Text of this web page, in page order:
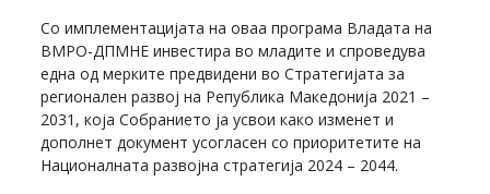
Со имплементацијата на оваа програма Владата на
ВМРО-ДПМНЕ инвестира во младите и спроведува
една од мерките предвидени во Стратегијата за
регионален развој на Република Македонија 2021 –
2031, која Собранието ја усвои како изменет и
дополнет документ усогласен со приоритетите на
Националната развојна стратегија 2024 – 2044.